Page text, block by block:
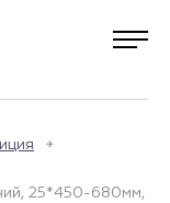
25*450-680мм,